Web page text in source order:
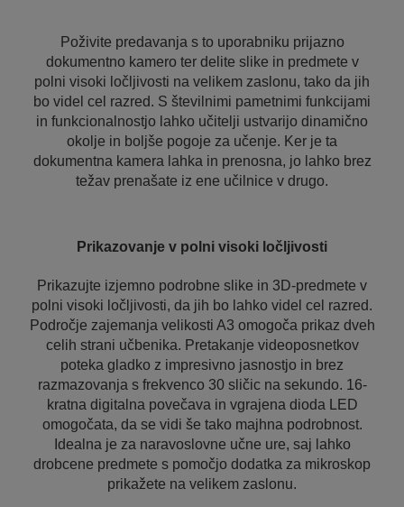
Poživite predavanja s to uporabniku prijazno
dokumentno kamero ter delite slike in predmete v
polni visoki ločljivosti na velikem zaslonu, tako da jih
bo videl cel razred. S številnimi pametnimi funkcijami
in funkcionalnostjo lahko učitelji ustvarijo dinamično
okolje in boljše pogoje za učenje. Ker je ta
dokumentna kamera lahka in prenosna, jo lahko brez
težav prenašate iz ene učilnice v drugo.
Prikazovanje v polni visoki ločljivosti
Prikazujte izjemno podrobne slike in 3D-predmete v
polni visoki ločljivosti, da jih bo lahko videl cel razred.
Področje zajemanja velikosti A3 omogoča prikaz dveh
celih strani učbenika. Pretakanje videoposnetkov
poteka gladko z impresivno jasnostjo in brez
razmazovanja s frekvenco 30 sličic na sekundo. 16-
kratna digitalna povečava in vgrajena dioda LED
omogočata, da se vidi še tako majhna podrobnost.
Idealna je za naravoslovne učne ure, saj lahko
drobcene predmete s pomočjo dodatka za mikroskop
prikažete na velikem zaslonu.